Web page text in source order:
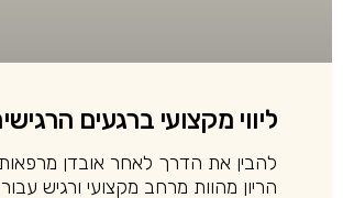
ליווי מקצועי ברגעים
להבין את הדרך לאחר אובדן
הריון מהוות מרחב מקצועי ורגיש